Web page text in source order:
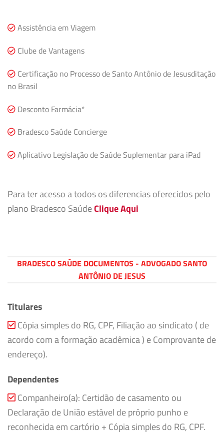
Assistência em Viagem
Clube de Vantagens
Certificação no Processo de Santo Antônio de Jesusditação
no Brasil
Desconto Farmácia*
Bradesco Saúde Concierge
Aplicativo Legislação de Saúde Suplementar para iPad
Para ter acesso a todos os diferencias oferecidos pelo
plano Bradesco SaúdeClique Aqui
BRADESCO SAÚDE DOCUMENTOS - ADVOGADO SANTO
ANTÔNIO DE JESUS
Titulares
Cópia simples do RG, CPF, Filiação ao sindicato ( de
acordo com a formação acadêmica ) e Comprovante de
endereço).
Dependentes
Companheiro(a): Certidão de casamento ou
Declaração de União estável de próprio punho e
reconhecida em cartório + Cópia simples do RG, CPF.